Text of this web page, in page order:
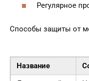
Регулярное
Способы защиты от
Название